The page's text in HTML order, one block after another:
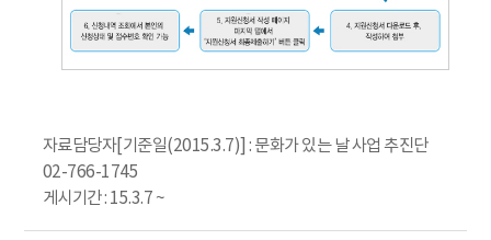
자료담당자[기준일(2015.3.7)] : 문화가 있는 날 사업 추진단
02-766-1745
게시기간 : 15.3.7 ~